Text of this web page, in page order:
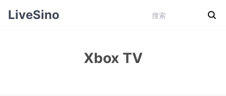
LiveSino
Xbox TV